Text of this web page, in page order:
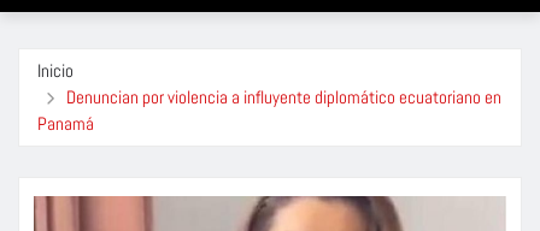
Inicio
Denuncian por violencia a influyente diplomático ecuatoriano en
Panamá